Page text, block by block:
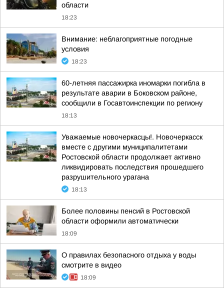
области
18:23
Внимание: неблагоприятные погодные
условия
18:23
60-летняя пассажирка иномарки погибла в
результате аварии в Боковском районе,
сообщили в Госавтоинспекции по региону
18:13
Уважаемые новочеркасцы!. Новочеркасск
вместе с другими муниципалитетами
Ростовской области продолжает активно
ликвидировать последствия прошедшего
разрушительного урагана
18:13
Более половины пенсий в Ростовской
области оформили автоматически
18:09
О правилах безопасного отдыха у воды
смотрите в видео
18:09